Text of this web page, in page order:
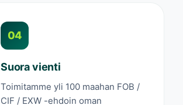
04
Suora vienti
Toimitamme yli 100 maahan FOB /
CIF / EXW -ehdoin oman